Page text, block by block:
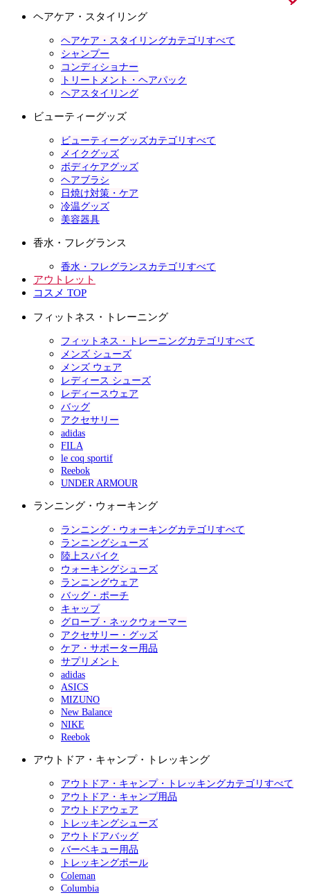
ヘアケア・スタイリング
ヘアケア・スタイリングカテゴリすべて
シャンプー
コンディショナー
トリートメント・ヘアパック
ヘアスタイリング
ビューティーグッズ
ビューティーグッズカテゴリすべて
メイクグッズ
ボディケアグッズ
ヘアブラシ
日焼け対策・ケア
冷温グッズ
美容器具
香水・フレグランス
香水・フレグランスカテゴリすべて
アウトレット
コスメ TOP
フィットネス・トレーニング
フィットネス・トレーニングカテゴリすべて
メンズ シューズ
メンズ ウェア
レディース シューズ
レディースウェア
バッグ
アクセサリー
adidas
FILA
le coq sportif
Reebok
UNDER ARMOUR
ランニング・ウォーキング
ランニング・ウォーキングカテゴリすべて
ランニングシューズ
陸上スパイク
ウォーキングシューズ
ランニングウェア
バッグ・ポーチ
キャップ
グローブ・ネックウォーマー
アクセサリー・グッズ
ケア・サポーター用品
サプリメント
adidas
ASICS
MIZUNO
New Balance
NIKE
Reebok
アウトドア・キャンプ・トレッキング
アウトドア・キャンプ・トレッキングカテゴリすべて
アウトドア・キャンプ用品
アウトドアウェア
トレッキングシューズ
アウトドアバッグ
バーベキュー用品
トレッキングポール
Coleman
Columbia